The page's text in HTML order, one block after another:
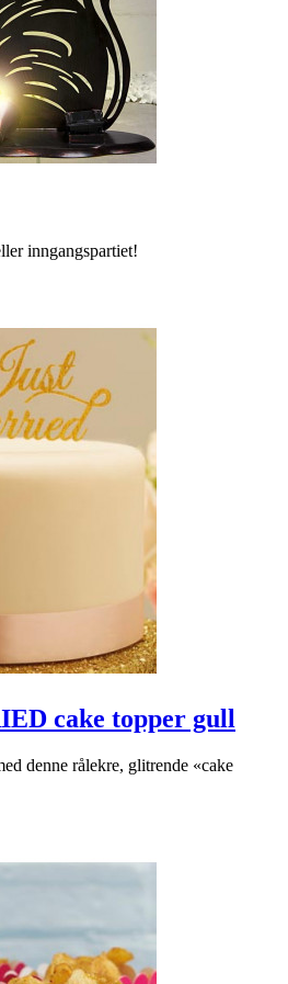
inngangspartiet!
cake topper gull
denne rålekre, glitrende «cake